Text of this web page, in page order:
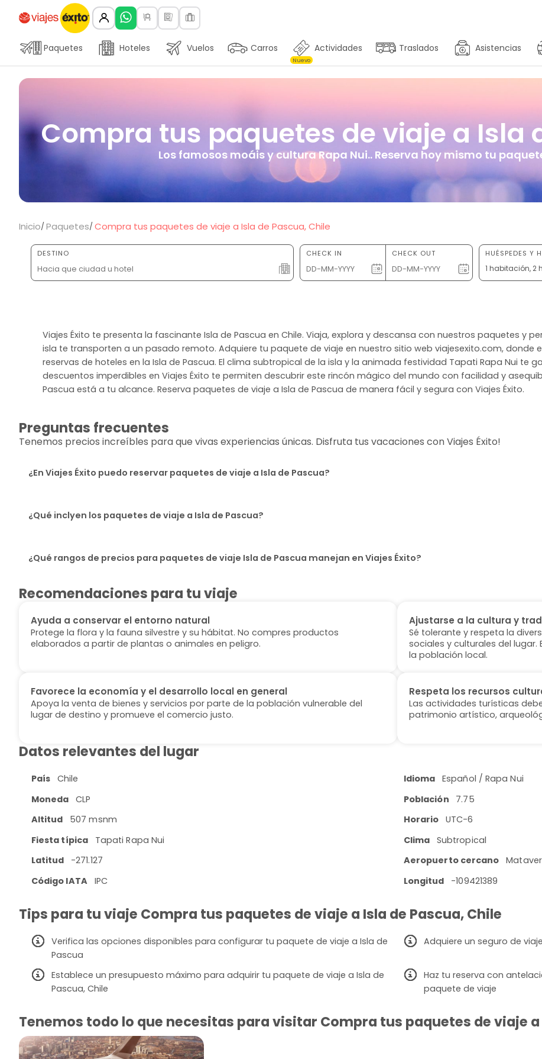
Paquetes Hoteles Vuelos Carros Actividades
Nuevo
Traslados Asistencias
Compra tus paquetes de viaje a Isla
Los famosos moáis y cultura Rapa Nui.. Reserva hoy mismo tu
Inicio Paquetes Compra tus paquetes de viaje a Isla de Pascua, Chile
DESTINO CHECK IN CHECK OUT HUÉSPEDES Y
1 habitación, 2
Viajes Éxito te presenta la fascinante Isla de Pascua en Chile. Viaja, explora y descansa con nuestros paquetes y
isla te transporten a un pasado remoto. Adquiere tu paquete de viaje en nuestro sitio web viajesexito.com,
reservas de hoteles en la Isla de Pascua. El clima subtropical de la isla y la animada festividad Tapati Rapa Nui te
descuentos imperdibles en Viajes Éxito te permiten descubrir este rincón mágico del mundo con facilidad y
Pascua está a tu alcance. Reserva paquetes de viaje a Isla de Pascua de manera fácil y segura con Viajes Éxito.
Preguntas frecuentes
Tenemos precios increíbles para que vivas experiencias únicas. Disfruta tus vacaciones con Viajes Éxito!
¿En Viajes Éxito puedo reservar paquetes de viaje a Isla de Pascua?
¿Qué inclyen los paquetes de viaje a Isla de Pascua?
¿Qué rangos de precios para paquetes de viaje Isla de Pascua manejan en Viajes Éxito?
Recomendaciones para tu viaje
Ayuda a conservar el entorno natural
Protege la flora y la fauna silvestre y su hábitat. No compres productos
elaborados a partir de plantas o animales en peligro.
Ajustarse a la cultura y
Sé tolerante y respeta la
sociales y culturales del
la población local.
Favorece la economía y el desarrollo local en general
Apoya la venta de bienes y servicios por parte de la población vulnerable del
lugar de destino y promueve el comercio justo.
Respeta los recursos
Las actividades turísticas
patrimonio artístico,
Datos relevantes del lugar
País Chile Idioma Español / Rapa Nui
Moneda CLP Población
7.75
Altitud
507 msnm Horario
UTC-6
Fiesta típica
Tapati Rapa Nui Clima Subtropical
Latitud
-271.127 Aeropuerto cercano
Código IATA
IPC Longitud -109421389
Tips para tu viaje Compra tus paquetes de viaje a Isla de Pascua, Chile
Verifica las opciones disponibles para configurar tu paquete de viaje a Isla de
Pascua
Adquiere un seguro de
Establece un presupuesto máximo para adquirir tu paquete de viaje a Isla de
Pascua, Chile
Haz tu reserva con
paquete de viaje
Tenemos todo lo que necesitas para visitar Compra tus paquetes de viaje a